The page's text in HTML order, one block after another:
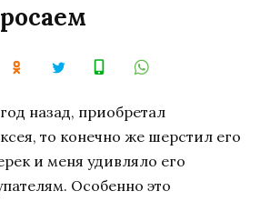
назад, приобретал
то конечно же шерстил его
и меня удивляло его
Особенно это